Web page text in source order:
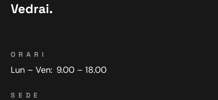
Vedrai.
ORARI
Lun – Ven: 9.00 – 18.00
SEDE